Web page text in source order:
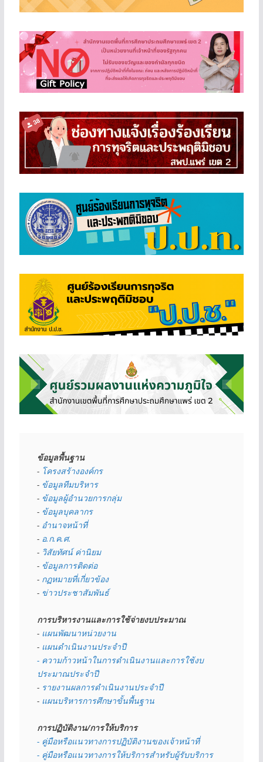
ข้อมูลพื้นฐาน
- โครงสร้างองค์กร
- ข้อมูลทีมบริหาร
- ข้อมูลผู้อำนวยการกลุ่ม
- ข้อมูลบุคลากร
- อำนาจหน้าที่
- อ.ก.ค.ศ.
- วิสัยทัศน์ ค่านิยม
- ข้อมูลการติดต่อ
- กฏหมายที่เกี่ยวข้อง
- ข่าวประชาสัมพันธ์
การบริหารงานและการใช้จ่ายงบประมาณ
- แผนพัฒนาหน่วยงาน
- แผนดำเนินงานประจำปี
- ความก้าวหน้าในการดำเนินงานและการใช้งบ
ประมาณประจำปี
- รายงานผลการดำเนินงานประจำปี
- แผนบริหารการศึกษาขั้นพื้นฐาน
การปฏิบัติงาน/การให้บริการ
- คู่มือหรือแนวทางการปฏิบัติงานของเจ้าหน้าที่
- คู่มือหรือแนวทางการให้บริการสำหรับผู้รับบริการ